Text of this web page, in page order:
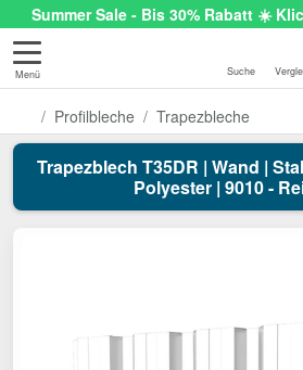
Summer Sale - Bis 30% Rabatt ☀️
Menü Suche
Profilbleche Trapezbleche
Trapezblech T35DR | Wand |
Polyester | 9010 -